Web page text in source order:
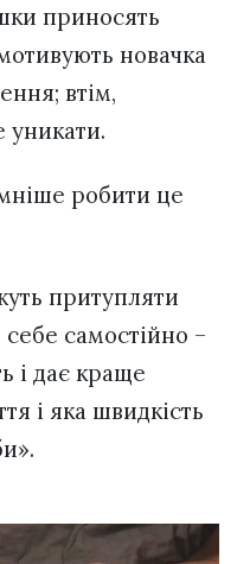
приносять
новачка
втім,
уникати.
робити це
притупляти
самостійно –
і дає краще
і яка швидкість